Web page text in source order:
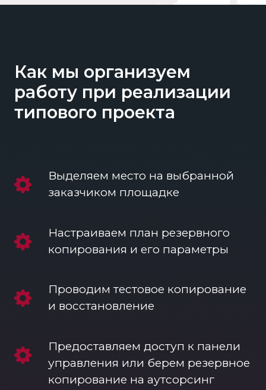
Как мы организуем
работу при реализации
типового проекта
Выделяем место на выбранной
заказчиком площадке
Настраиваем план резервного
копирования и его параметры
Проводим тестовое копирование
и восстановление
Предоставляем доступ к панели
управления или берем резервное
копирование на аутсорсинг